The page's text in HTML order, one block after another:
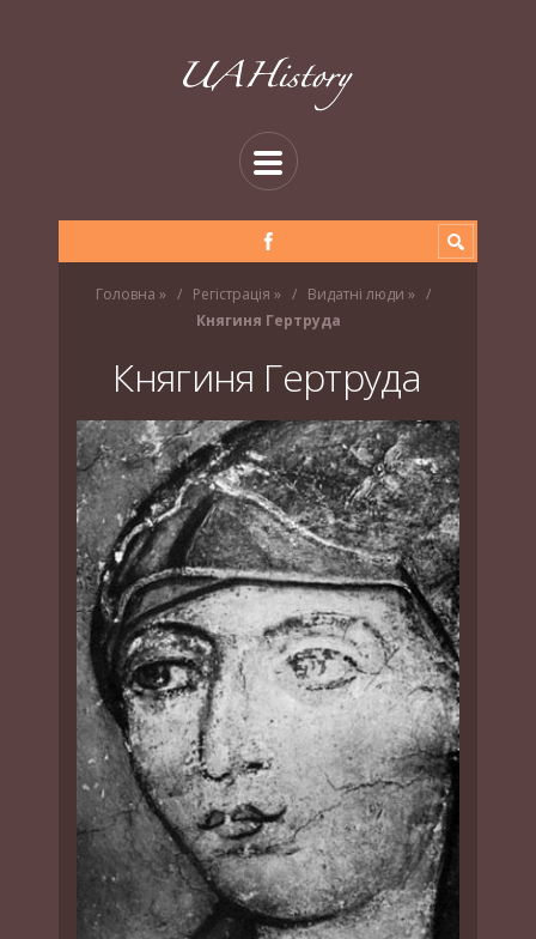
Головна » Регістрація » Видатні люди »
Княгиня Гертруда
Княгиня Гертруда